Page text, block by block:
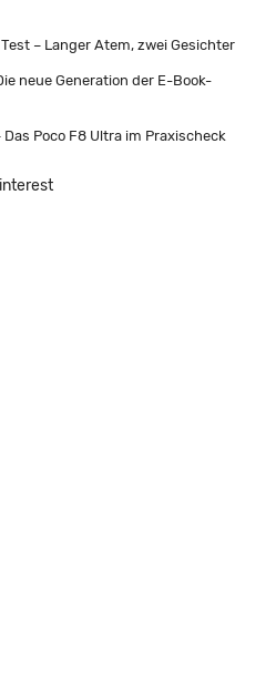
– Langer Atem, zwei Gesichter
neue Generation der E-Book-
Poco F8 Ultra im Praxischeck